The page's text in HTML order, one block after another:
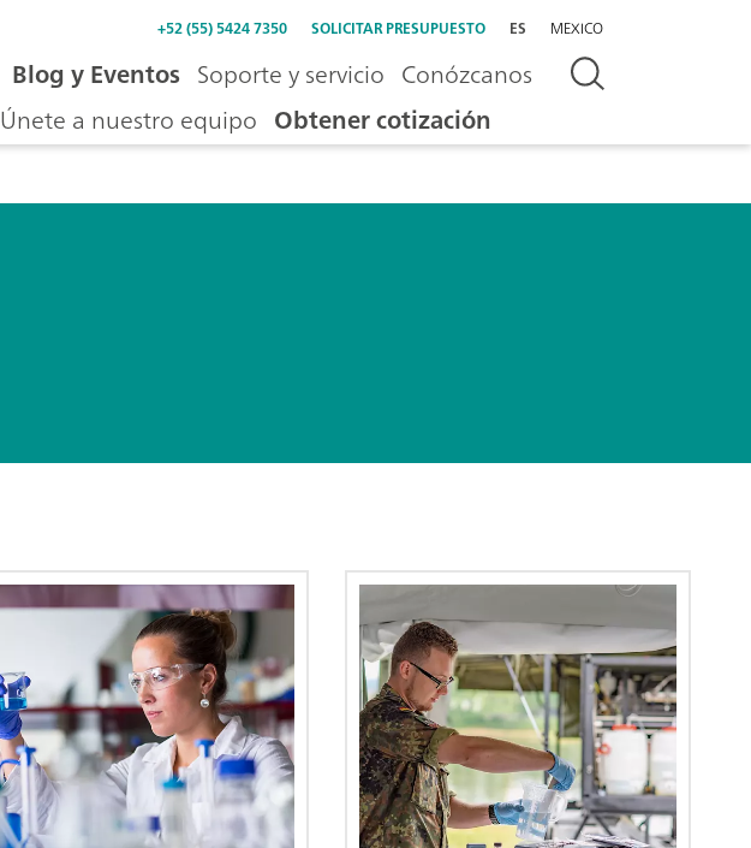
+52 (55) 5424 7350 SOLICITAR PRESUPUESTO ES MEXICO
Blog y Eventos Soporte y servicio Conózcanos
Únete a nuestro equipo Obtener cotización